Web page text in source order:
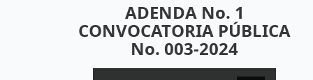
ADENDA No. 1
CONVOCATORIA PÚBLICA
No. 003-2024